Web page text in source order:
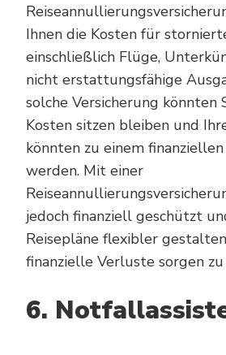
Ihnen die Kosten für
einschließlich Flüge,
nicht erstattungsfähige
solche Versicherung könnten
Kosten sitzen bleiben und
könnten zu einem
werden. Mit einer
jedoch finanziell geschützt
Reisepläne flexibler
finanzielle Verluste sorgen zu
6.